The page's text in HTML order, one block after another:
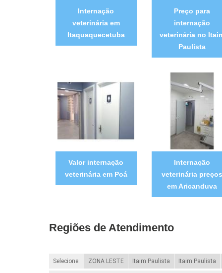
Internação
veterinária em
Itaquaquecetuba
Preço para
internação
veterinária no
Paulista
Valor internação
veterinária em Poá
Internação
veterinária preços
em Aricanduva
Regiões de Atendimento
Selecione: ZONA LESTE Itaim Paulista Itaim Paulista